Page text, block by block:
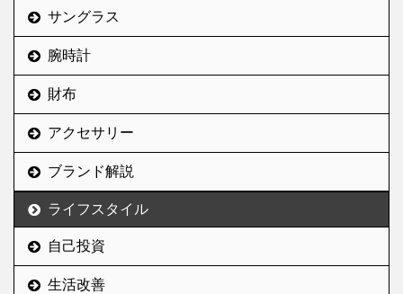
らいは書いているみた
い。 ただ、SEOで収益を
狙うためのブログとして
考えると、リファインマ
ガジンは衰退の一途を辿
っている。 でも、それは
もうあまり考えないこと
にした。 ここで変に舵を
切って興味が薄いトレン
ド記事を書いても、それ
...
サングラス
腕時計
財布
アクセサリー
ブランド解説
ライフスタイル
自己投資
生活改善